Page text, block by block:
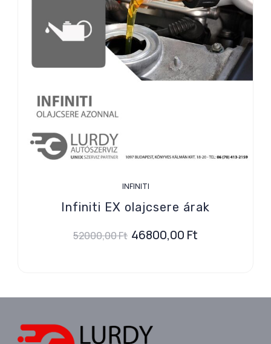
INFINITI
Infiniti EX olajcsere árak
52000,00Ft 46800,00 Ft